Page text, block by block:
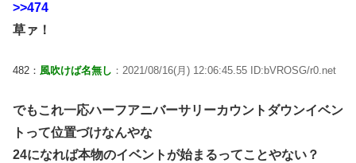
>>474
草ァ！
482： 風吹けば名無し ：2021/08/16(月) 12:06:45.55 ID:bVROSG/r0.net
でもこれ一応ハーフアニバーサリーカウントダウンイベン
トって位置づけなんやな
24になれば本物のイベントが始まるってことやない？